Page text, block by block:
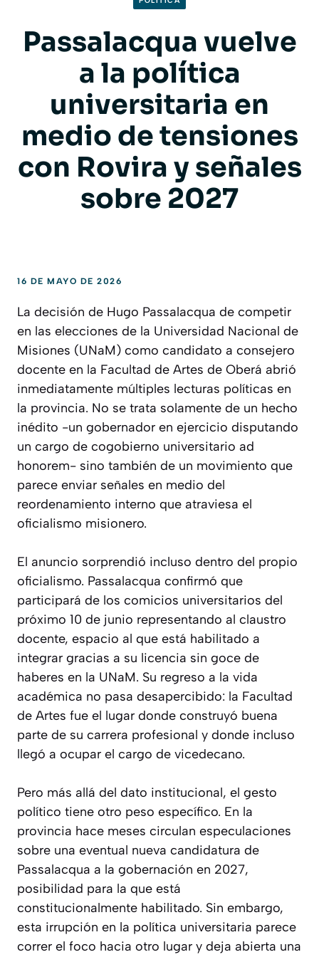
Passalacqua vuelve
a la política
universitaria en
medio de tensiones
con Rovira y señales
sobre 2027
16 DE MAYO DE 2026
La decisión de Hugo Passalacqua de competir
en las elecciones de la Universidad Nacional de
Misiones (UNaM) como candidato a consejero
docente en la Facultad de Artes de Oberá abrió
inmediatamente múltiples lecturas políticas en
la provincia. No se trata solamente de un hecho
inédito -un gobernador en ejercicio disputando
un cargo de cogobierno universitario ad
honorem- sino también de un movimiento que
parece enviar señales en medio del
reordenamiento interno que atraviesa el
oficialismo misionero.
El anuncio sorprendió incluso dentro del propio
oficialismo. Passalacqua confirmó que
participará de los comicios universitarios del
próximo 10 de junio representando al claustro
docente, espacio al que está habilitado a
integrar gracias a su licencia sin goce de
haberes en la UNaM. Su regreso a la vida
académica no pasa desapercibido: la Facultad
de Artes fue el lugar donde construyó buena
parte de su carrera profesional y donde incluso
llegó a ocupar el cargo de vicedecano.
Pero más allá del dato institucional, el gesto
político tiene otro peso específico. En la
provincia hace meses circulan especulaciones
sobre una eventual nueva candidatura de
Passalacqua a la gobernación en 2027,
posibilidad para la que está
constitucionalmente habilitado. Sin embargo,
esta irrupción en la política universitaria parece
correr el foco hacia otro lugar y deja abierta una